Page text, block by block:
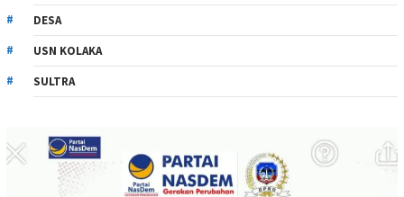
DESA
USN KOLAKA
SULTRA